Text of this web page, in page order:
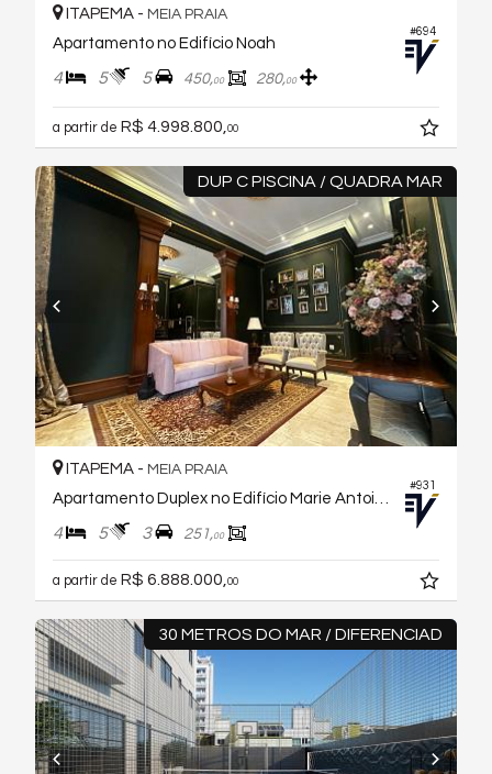
#694
ITAPEMA - MEIA PRAIA
Apartamento no Edifício Noah
4 5 5 450,00 280,00
a partir de R$ 4.998.800, 00
DUP C PISCINA / QUADRA MAR
#931
ITAPEMA - MEIA PRAIA
Apartamento Duplex no Edifício Marie Antoinette
4 5 3 251,00
a partir de R$ 6.888.000, 00
30 METROS DO MAR / DIFERENCIAD